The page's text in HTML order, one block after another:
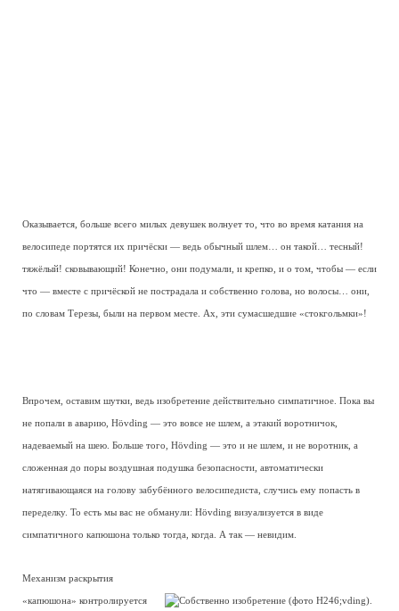
Оказывается, больше всего милых девушек волнует то, что во время катания на
велосипеде портятся их причёски — ведь обычный шлем… он такой… тесный!
тяжёлый! сковывающий! Конечно, они подумали, и крепко, и о том, чтобы — если
что — вместе с причёской не пострадала и собственно голова, но волосы… они,
по словам Терезы, были на первом месте. Ах, эти сумасшедшие «стокгольмки»!
Впрочем, оставим шутки, ведь изобретение действительно симпатичное. Пока вы
не попали в аварию, Hövding — это вовсе не шлем, а этакий воротничок,
надеваемый на шею. Больше того, Hövding — это и не шлем, и не воротник, а
сложенная до поры воздушная подушка безопасности, автоматически
натягивающаяся на голову забубённого велосипедиста, случись ему попасть в
переделку. То есть мы вас не обманули: Hövding визуализуется в виде
симпатичного капюшона только тогда, когда. А так — невидим.
Механизм раскрытия
«капюшона» контролируется